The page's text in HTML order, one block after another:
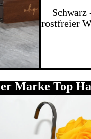
Schwarz
rostfreier
Marke Top